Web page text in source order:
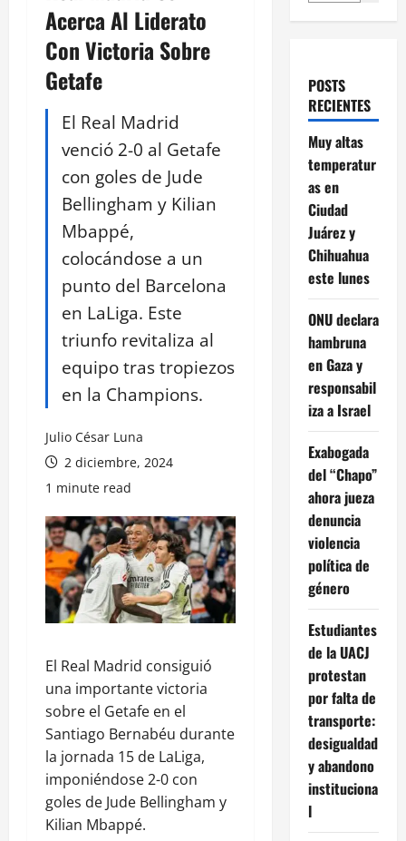
Acerca Al Liderato
Con Victoria Sobre
Getafe
El Real Madrid
venció 2-0 al Getafe
con goles de Jude
Bellingham y Kilian
Mbappé,
colocándose a un
punto del Barcelona
en LaLiga. Este
triunfo revitaliza al
equipo tras tropiezos
en la Champions.
Julio César Luna
2 diciembre, 2024
1 minute read
El Real Madrid consiguió
una importante victoria
sobre el Getafe en el
Santiago Bernabéu durante
la jornada 15 de LaLiga,
imponiéndose 2-0 con
goles de Jude Bellingham y
Kilian Mbappé.
POSTS
RECIENTES
Muy altas
temperatur
as en
Ciudad
Juárez y
Chihuahua
este lunes
ONU declara
hambruna
en Gaza y
responsabil
iza a Israel
Exabogada
del “Chapo”
ahora jueza
denuncia
violencia
política de
género
Estudiantes
de la UACJ
protestan
por falta de
transporte:
desigualdad
y abandono
instituciona
l